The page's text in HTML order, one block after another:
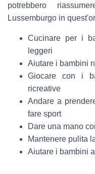
potrebbero
Lussemburgo in
Cucinare per i
leggeri
Aiutare i bambini
Giocare con i
ricreative
Andare a
fare sport
Dare una mano
Mantenere pulita
Aiutare i bambini